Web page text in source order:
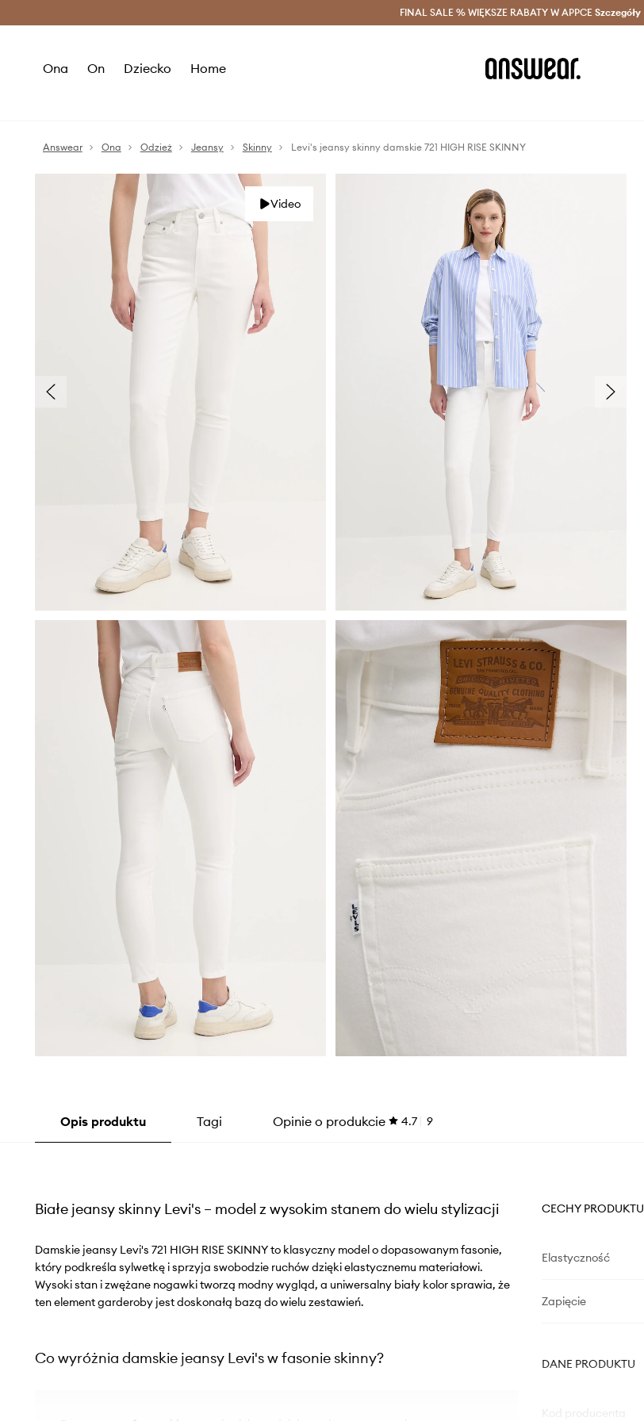
Oszczędzaj z Answear Club > Dostawa nawet w 24h >
FINAL SALE % WIĘKSZE RABATY W APPCE Szczegóły
Ona On Dziecko Home
Answear Ona Odzież Jeansy Skinny Levi's jeansy skinny damskie 721 HIGH RISE SKINNY
Video
Opis produktu Tagi Opinie o produkcie 4.7 9
Białe jeansy skinny Levi's – model z wysokim stanem do wielu stylizacji
Damskie jeansy Levi's 721 HIGH RISE SKINNY to klasyczny model o dopasowanym fasonie,
który podkreśla sylwetkę i sprzyja swobodzie ruchów dzięki elastycznemu materiałowi.
Wysoki stan i zwężane nogawki tworzą modny wygląd, a uniwersalny biały kolor sprawia, że
ten element garderoby jest doskonałą bazą do wielu zestawień.
Co wyróżnia damskie jeansy Levi's w fasonie skinny?
CECHY PRODUKTU
Elastyczność
Zapięcie
DANE PRODUKTU